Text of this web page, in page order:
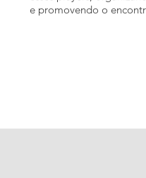
e promovendo o